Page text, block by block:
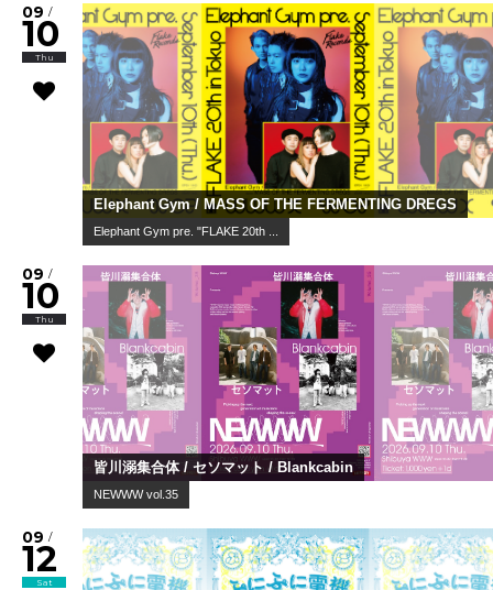
09 /
10
Thu
Elephant Gym / MASS OF THE FERMENTING DREGS
Elephant Gym pre. "FLAKE 20th ...
09 /
10
Thu
皆川溺集合体 / セソマット / Blankcabin
NEWWW vol.35
09 /
12
Sat